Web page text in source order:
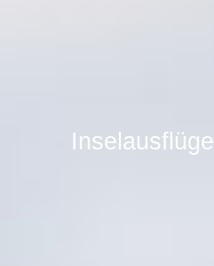
Inselausflüge